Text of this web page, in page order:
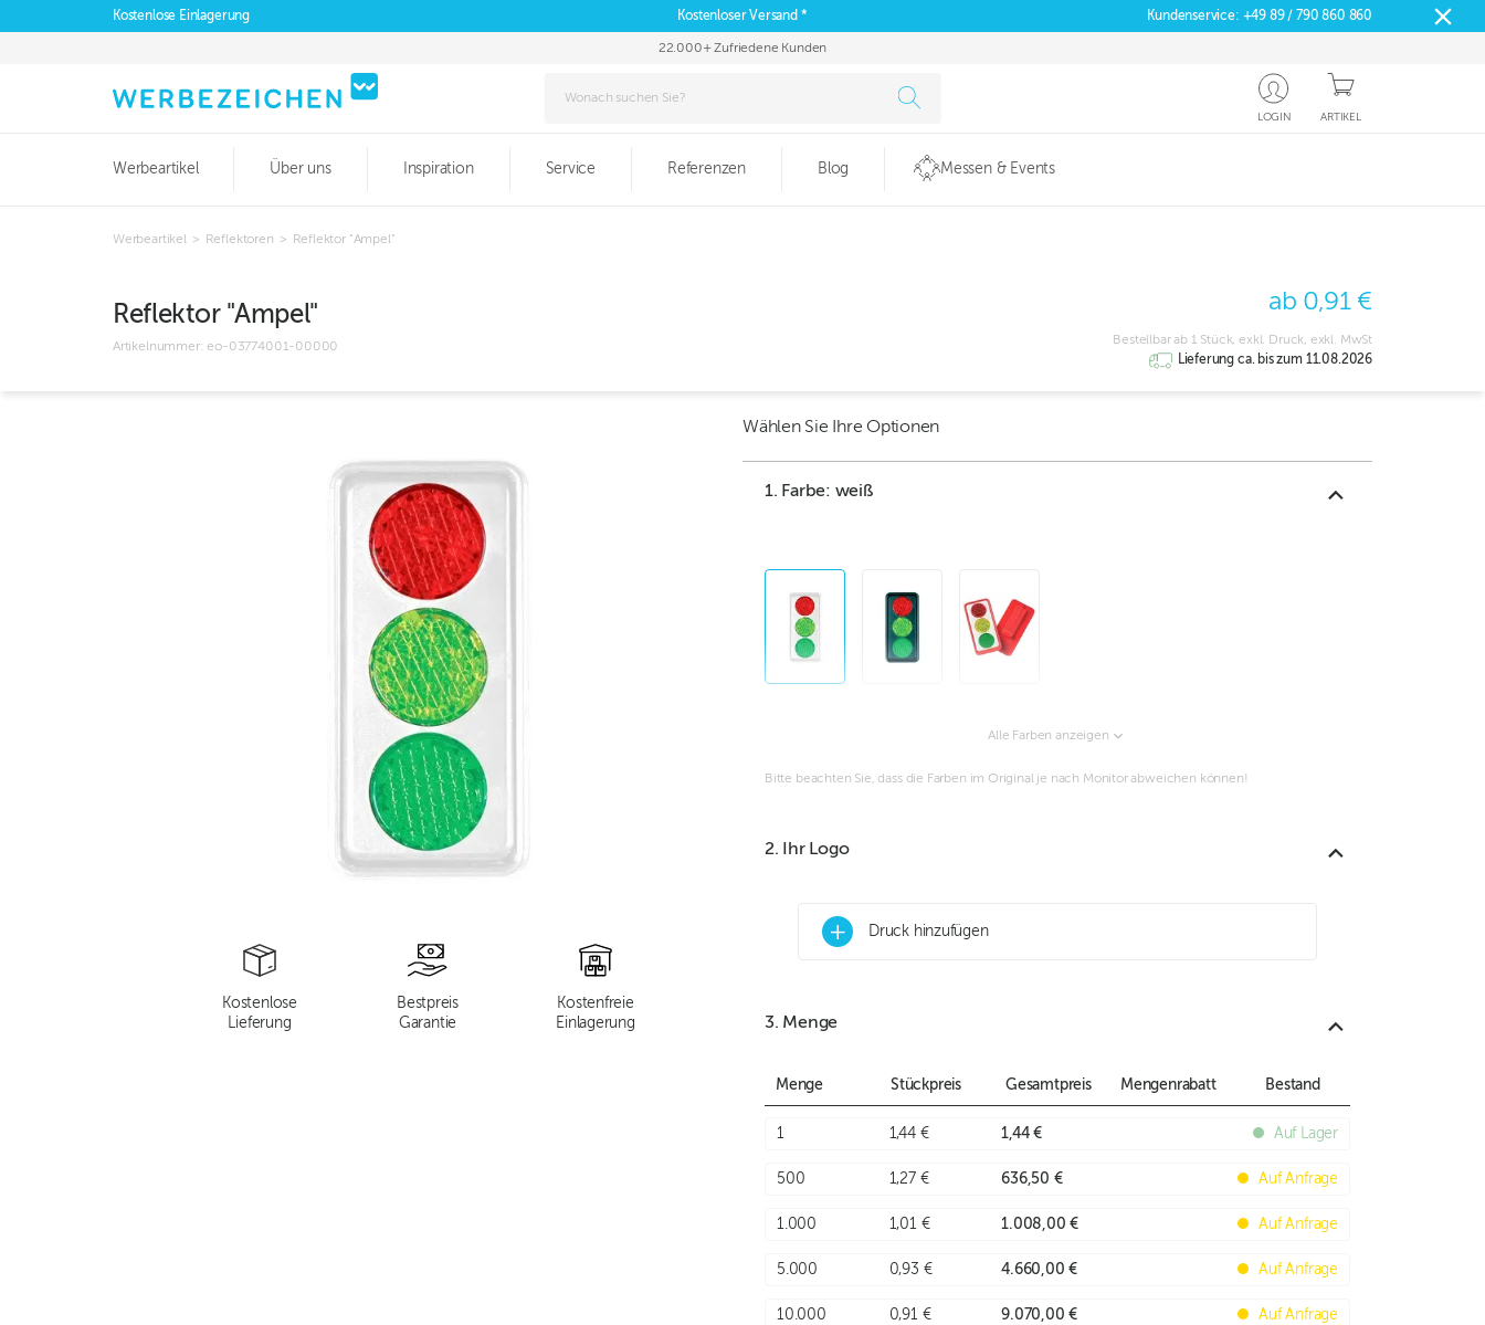
Kostenlose Einlagerung Kostenloser Versand * Kundenservice: +49 89 / 790 860 860
22.000+ Zufriedene Kunden
LOGIN ARTIKEL
Werbeartikel Über uns Inspiration Service Referenzen Blog Messen & Events
Werbeartikel > Reflektoren > Reflektor "Ampel"
Reflektor "Ampel"
Artikelnummer:eo-03774001-00000
ab 0,91 €
Bestellbar ab 1 Stück, exkl. Druck, exkl. MwSt
Lieferung ca. bis zum 11.08.2026
Kostenlose
Lieferung
Bestpreis
Garantie
Kostenfreie
Einlagerung
Wählen Sie Ihre Optionen
1. Farbe: weiß
Alle Farben anzeigen
Bitte beachten Sie, dass die Farben im Original je nach Monitor abweichen können!
2. Ihr Logo
+ Druck hinzufügen
3. Menge
Menge Stückpreis Gesamtpreis Mengenrabatt Bestand
1 1,44 € 1,44 € Auf Lager
500 1,27 € 636,50 € Auf Anfrage
1.000 1,01 € 1.008,00 € Auf Anfrage
5.000 0,93 € 4.660,00 € Auf Anfrage
10.000 0,91 € 9.070,00 € Auf Anfrage